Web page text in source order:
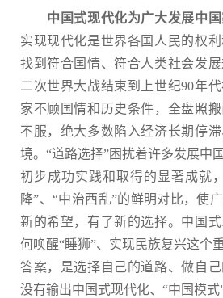
中国式现代化为广大发展中国
实现现代化是世界各国人民的权
找到符合国情、符合人类社会发
二次世界大战结束到上世纪90年
家不顾国情和历史条件，全盘照
不服，绝大多数陷入经济长期停
境。“道路选择”困扰着许多发展中
初步成功实践和取得的显著成就
降”、“中治西乱”的鲜明对比，使
新的希望，有了新的选择。中国
何唤醒“睡狮”、实现民族复兴这个
答案，是选择自己的道路、做自
没有输出中国式现代化、“中国模